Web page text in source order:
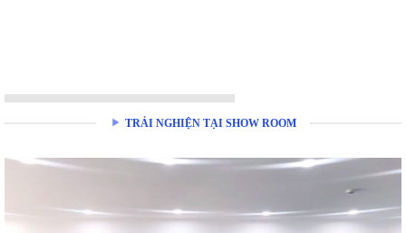
TRẢI NGHIỆN TẠI SHOW ROOM